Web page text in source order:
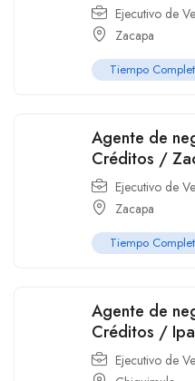
Ejecutivo de
Zacapa
Tiempo
Agente de
Créditos /
Ejecutivo de
Zacapa
Tiempo
Agente de
Créditos /
Ejecutivo de